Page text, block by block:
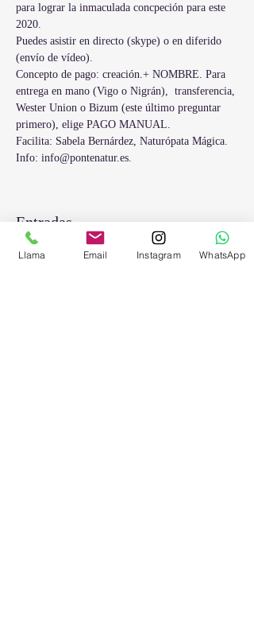
para lograr la inmaculada concpeción para este
2020.
Puedes asistir en directo (skype) o en diferido
(envío de vídeo).
Concepto de pago: creación.+ NOMBRE. Para
entrega en mano (Vigo o Nigrán),  transferencia,
Wester Union o Bizum (este último preguntar
primero), elige PAGO MANUAL.
Facilita: Sabela Bernárdez, Naturópata Mágica.
Info: info@pontenatur.es.
Entradas
Llama Email Instagram WhatsApp